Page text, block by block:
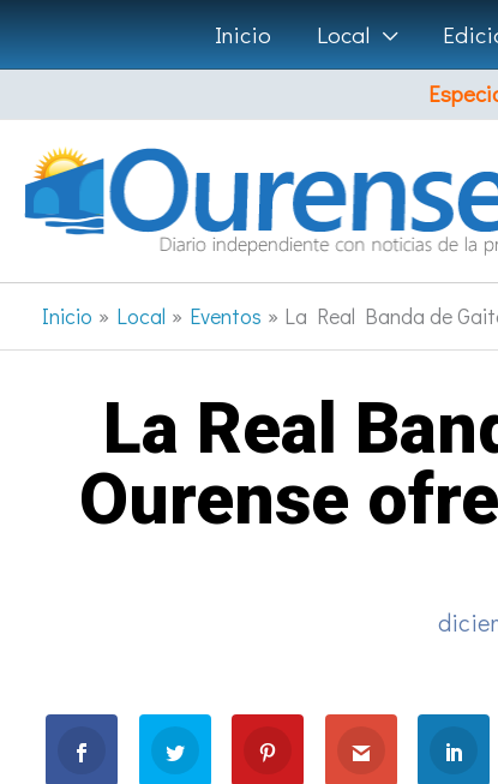
Ir
al
contenido
Inicio Local
Inicio Local Eventos La Real Banda de
La Real
Ourense